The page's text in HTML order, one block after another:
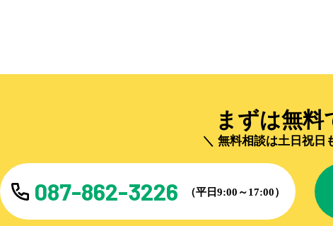
まずは無料
無料相談は土日祝日
087-862-3226 （平日9:00～17:00）